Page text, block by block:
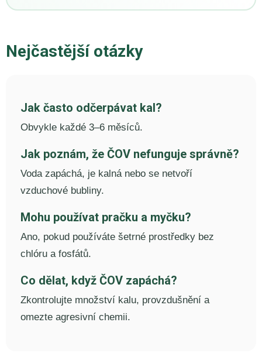
Nejčastější otázky
Jak často odčerpávat kal?
Obvykle každé 3–6 měsíců.
Jak poznám, že ČOV nefunguje správně?
Voda zapáchá, je kalná nebo se netvoří
vzduchové bubliny.
Mohu používat pračku a myčku?
Ano, pokud používáte šetrné prostředky bez
chlóru a fosfátů.
Co dělat, když ČOV zapáchá?
Zkontrolujte množství kalu, provzdušnění a
omezte agresivní chemii.